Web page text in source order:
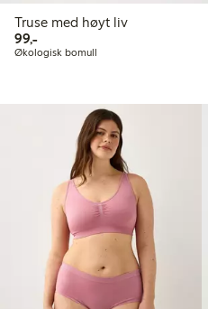
Truse med høyt liv
99,-99,00 kr
Økologisk bomull